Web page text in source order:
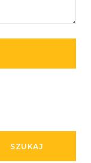
SZUKAJ